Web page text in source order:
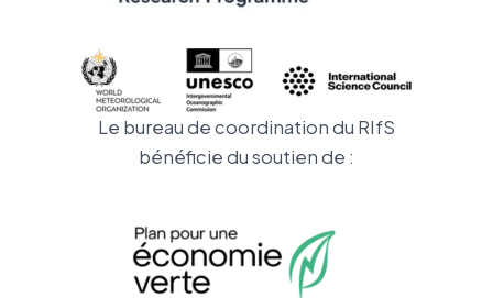
Le bureau de coordination du RIfS
bénéficie du soutien de :